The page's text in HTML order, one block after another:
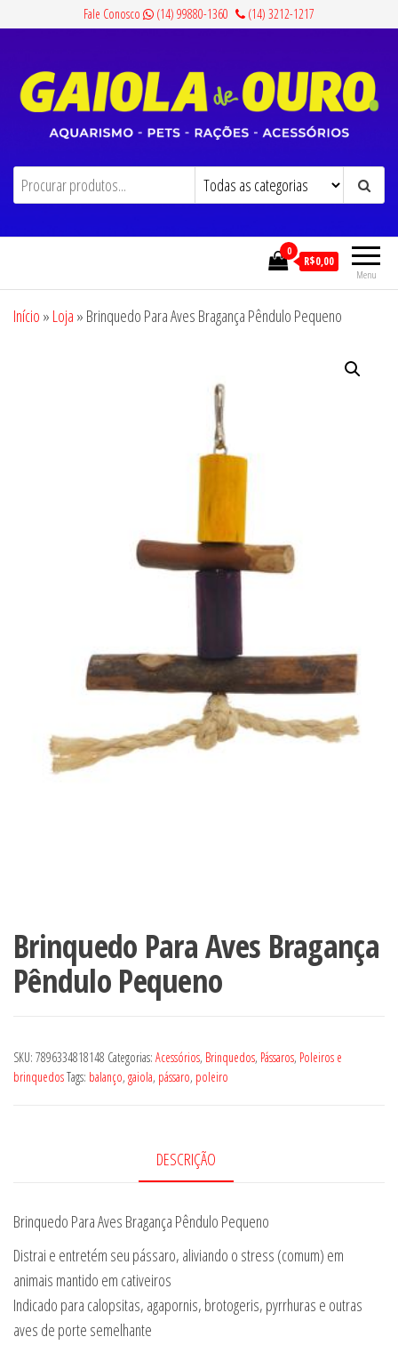
conteúdo
Fale Conosco (14) 99880-1360 (14) 3212-1217
Gaiola de Ouro Aquarismo, Pets, Rações e Acessórios
Menu
0
R$0,00
Início » Loja » Brinquedo Para Aves Bragança Pêndulo Pequeno
Brinquedo Para Aves Bragança
Pêndulo Pequeno
SKU: 7896334818148 Categorias: Acessórios, Brinquedos, Pássaros, Poleiros e
brinquedosTags: balanço, gaiola, pássaro, poleiro
DESCRIÇÃO
Brinquedo Para Aves Bragança Pêndulo Pequeno
Distrai e entretém seu pássaro, aliviando o stress (comum) em
animais mantido em cativeiros
Indicado para calopsitas, agapornis, brotogeris, pyrrhuras e outras
aves de porte semelhante